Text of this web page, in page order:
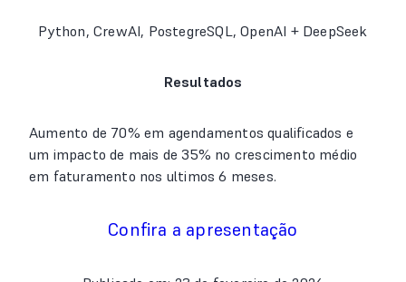
Python, CrewAI, PostegreSQL, OpenAI + DeepSeek
Resultados
Aumento de 70% em agendamentos qualificados e
um impacto de mais de 35% no crescimento médio
em faturamento nos ultimos 6 meses.
Confira a apresentação